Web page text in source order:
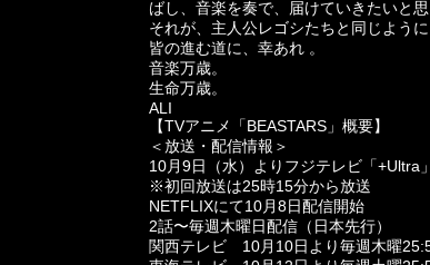
ばし、音楽を奏で、届けていきたいと思
それが、主人公レゴシたちと同じよう
皆の進む道に、幸あれ 。
音楽万歳。
生命万歳。
ALI
【TVアニメ「BEASTARS」概要】
＜放送・配信情報＞
10月9日（水）よりフジテレビ「+Ultra
※初回放送は25時15分から放送
NETFLIXにて10月8日配信開始
2話〜毎週木曜日配信（日本先行）
関西テレビ 10月10日より毎週木曜